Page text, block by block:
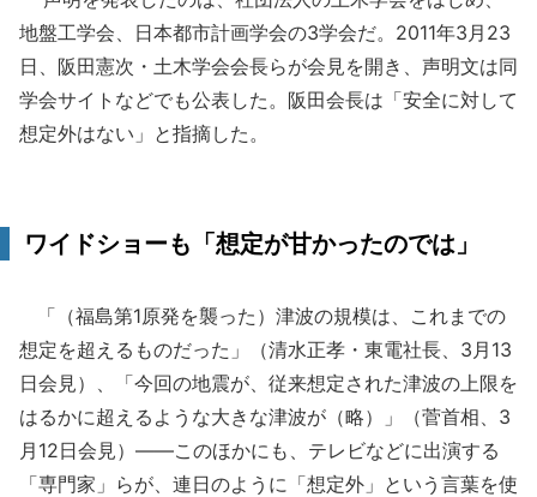
地盤工学会、日本都市計画学会の3学会だ。2011年3月23
日、阪田憲次・土木学会会長らが会見を開き、声明文は同
学会サイトなどでも公表した。阪田会長は「安全に対して
想定外はない」と指摘した。
ワイドショーも「想定が甘かったのでは」
「（福島第1原発を襲った）津波の規模は、これまでの
想定を超えるものだった」（清水正孝・東電社長、3月13
日会見）、「今回の地震が、従来想定された津波の上限を
はるかに超えるような大きな津波が（略）」（菅首相、3
月12日会見）――このほかにも、テレビなどに出演する
「専門家」らが、連日のように「想定外」という言葉を使